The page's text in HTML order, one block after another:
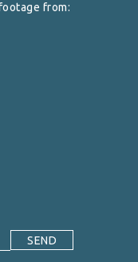
from: